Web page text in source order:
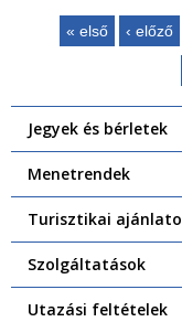
« első ‹ előző
Jegyek és bérletek
Menetrendek
Turisztikai
Szolgáltatások
Utazási feltételek